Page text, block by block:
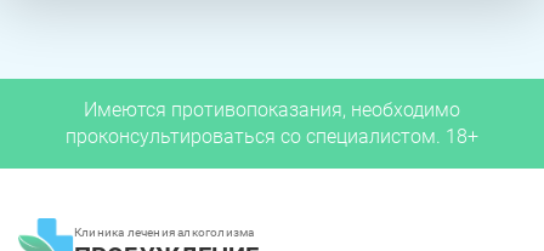
Имеются противопоказания, необходимо
проконсультироваться со специалистом. 18+
Клиника лечения алкоголизма